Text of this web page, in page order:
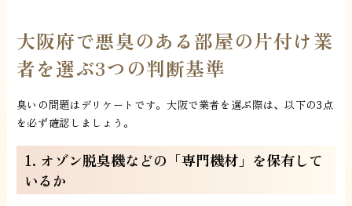
大阪府で悪臭のある部屋の片付け業
者を選ぶ3つの判断基準
臭いの問題はデリケートです。大阪で業者を選ぶ際は、以下の3点
を必ず確認しましょう。
1. オゾン脱臭機などの「専門機材」を保有して
いるか